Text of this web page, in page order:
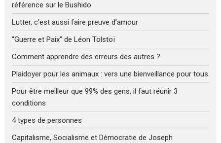
référence sur le Bushido
Lutter, c’est aussi faire preuve d’amour
“Guerre et Paix” de Léon Tolstoï
Comment apprendre des erreurs des autres ?
Plaidoyer pour les animaux : vers une bienveillance pour tous
Pour être meilleur que 99% des gens, il faut réunir 3
conditions
4 types de personnes
Capitalisme, Socialisme et Démocratie de Joseph